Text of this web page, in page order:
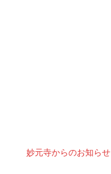
妙元寺からのお知らせ